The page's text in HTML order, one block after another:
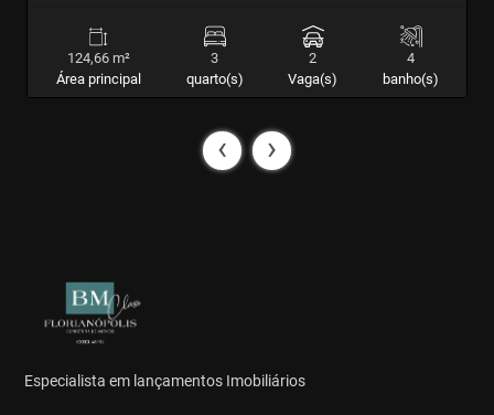
124,66 m²
Área principal
3
quarto(s)
2
Vaga(s)
4
banho(s)
‹ ›
Especialista em lançamentos Imobiliários